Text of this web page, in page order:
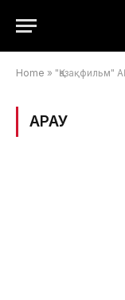
Home » "Қазақфильм" АҚ
ҚАРАУ